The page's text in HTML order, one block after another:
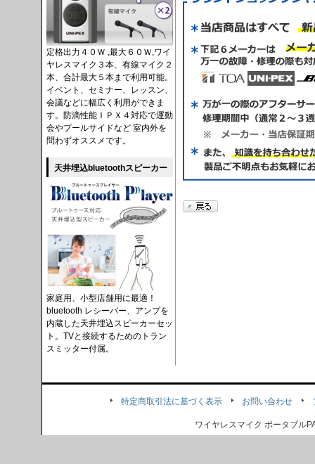
定格出力４０Ｗ ,最大６０Ｗ,ワイ
ヤレスマイク３本、有線マイク２
本、合計最大５本まで利用可能。
イベント、セミナー、レッスン、
会議などに幅広く利用ができま
す。防滴性能ＩＰＸ４対応で運動
会やプールサイドなど 室内外を
問わずオススメです。
天井埋込bluetoothスピーカー
家庭用、小型店舗用に最適！
bluetooth レシーバー、アンプを
内蔵した天井埋込スピーカーセッ
ト。TVと接続するためのトラン
スミッター付属。
特定商取引法に基づく表示 お問い合わせ
ワイヤレスマイク ポータブル